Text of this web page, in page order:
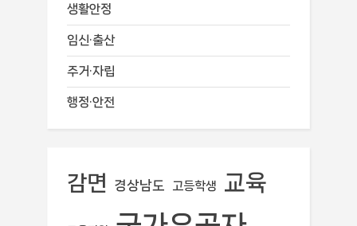
생활안정
임신·출산
주거·자립
행정·안전
감면 경상남도 고등학생 교육